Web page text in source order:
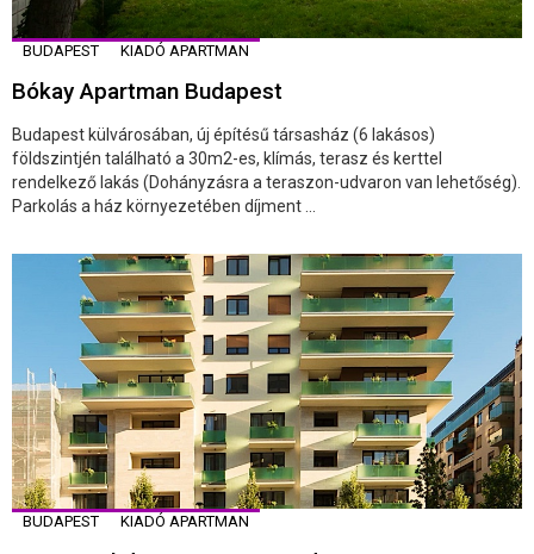
BUDAPEST KIADÓ APARTMAN
Bókay Apartman Budapest
Budapest külvárosában, új építésű társasház (6 lakásos)
földszintjén található a 30m2-es, klímás, terasz és kerttel
rendelkező lakás (Dohányzásra a teraszon-udvaron van lehetőség).
Parkolás a ház környezetében díjment ...
BUDAPEST KIADÓ APARTMAN